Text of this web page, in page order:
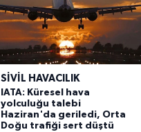
SIVIL HAVACILIK
IATA: Küresel hava
yolculuğu talebi
Haziran'da geriledi, Orta
Doğu trafiği sert düştü